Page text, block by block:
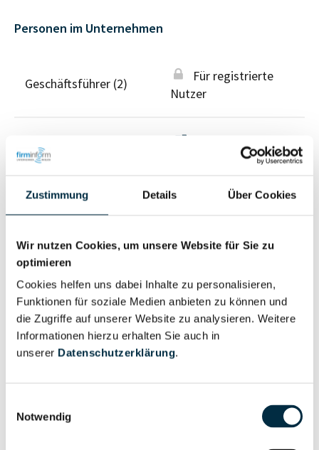
Zustimmung Details Über Cookies
Wir nutzen Cookies, um unsere Website für Sie zu
optimieren
Cookies helfen uns dabei Inhalte zu personalisieren,
Funktionen für soziale Medien anbieten zu können und
die Zugriffe auf unserer Website zu analysieren. Weitere
Informationen hierzu erhalten Sie auch in
unserer Datenschutzerklärung.
Notwendig
Personen im Unternehmen
Geschäftsführer (2)
Für registrierte
Nutzer
Wirtschaftlich
Berechtigter
Vollständiges
Unternehmensprofil
Eigentums- und Kontrollstruktur
Gesellschafterstruktur
Vollständiges
Unternehmensprofil
anfragen